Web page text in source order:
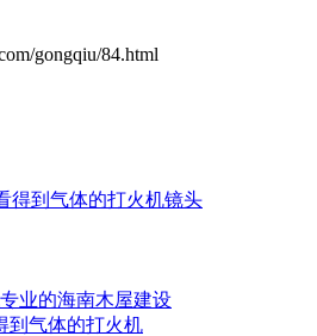
gongqiu/84.html
得到气体的打火机镜头
业的海南木屋建设
到气体的打火机